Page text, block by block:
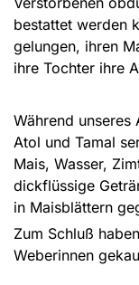
bestattet werden
gelungen, ihren
ihre Tochter ihre
Während unseres
Atol und Tamal
Mais, Wasser,
dickflüssige
in Maisblättern
Zum Schluß
Weberinnen